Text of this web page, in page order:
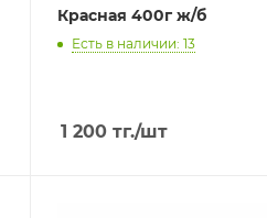
Красная 400г ж/б
Есть в наличии: 13
1 200тг./шт